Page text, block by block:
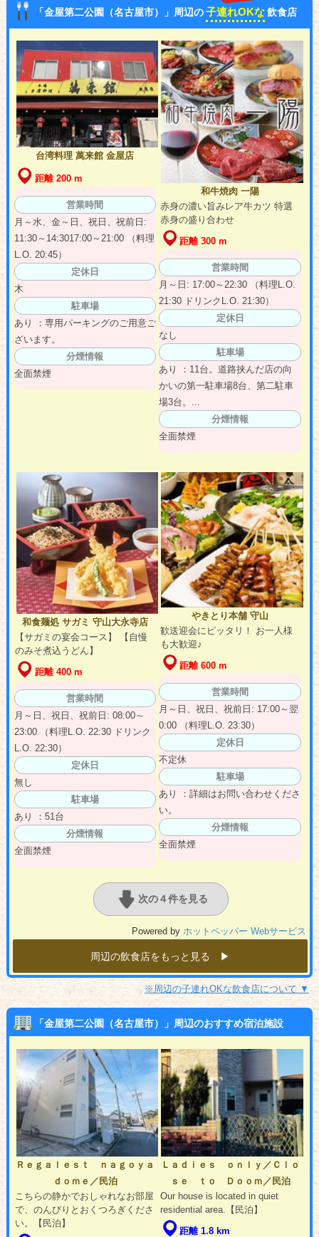
「金屋第二公園（名古屋市）」周辺の子連れOKな 飲食店
台湾料理 萬来館 金屋店
距離 200 m
営業時間
月～水、金～日、祝日、祝前日:
11:30～14:3017:00～21:00 （料理
L.O. 20:45）
定休日
木
駐車場
あり ：専用パーキングのご用意ご
ざいます。
分煙情報
全面禁煙
和牛焼肉 一陽
赤身の濃い旨みレア牛カツ 特選
赤身の盛り合わせ
距離 300 m
営業時間
月～日: 17:00～22:30 （料理L.O.
21:30 ドリンクL.O. 21:30）
定休日
なし
駐車場
あり ：11台。道路挟んだ店の向
かいの第一駐車場8台、第二駐車
場3台。...
分煙情報
全面禁煙
和食麺処 サガミ 守山大永寺店
【サガミの宴会コース】 【自慢
のみそ煮込うどん】
距離 400 m
営業時間
月～日、祝日、祝前日: 08:00～
23:00 （料理L.O. 22:30 ドリンク
L.O. 22:30）
定休日
無し
駐車場
あり ：51台
分煙情報
全面禁煙
やきとり本舗 守山
歓送迎会にピッタリ！ お一人様
も大歓迎♪
距離 600 m
営業時間
月～日、祝日、祝前日: 17:00～翌
0:00 （料理L.O. 23:30）
定休日
不定休
駐車場
あり ：詳細はお問い合わせくださ
い。
分煙情報
全面禁煙
次の４件を見る
Powered by ホットペッパー Webサービス
周辺の飲食店をもっと見る ▶︎
※周辺の子連れOKな飲食店について ▼
「金屋第二公園（名古屋市）」周辺のおすすめ宿泊施設
Ｒｅｇａｌｅｓｔ ｎａｇｏｙａ
ｄｏｍｅ／民泊
こちらの静かでおしゃれなお部屋
で、のんびりとおくつろぎくださ
い。【民泊】
Ｌａｄｉｅｓ ｏｎｌｙ／Ｃｌｏ
ｓｅ ｔｏ Ｄｏｏｍ／民泊
Our house is located in quiet
residential area.【民泊】
距離 1.8 km